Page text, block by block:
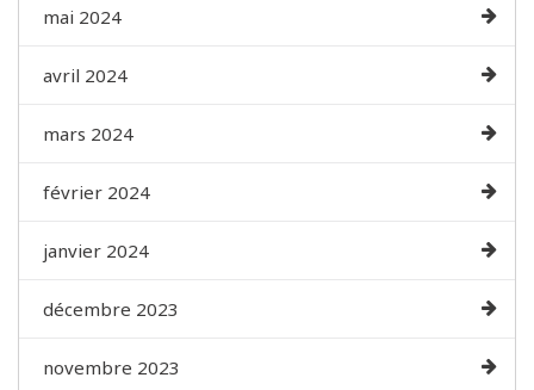
mai 2024
avril 2024
mars 2024
février 2024
janvier 2024
décembre 2023
novembre 2023